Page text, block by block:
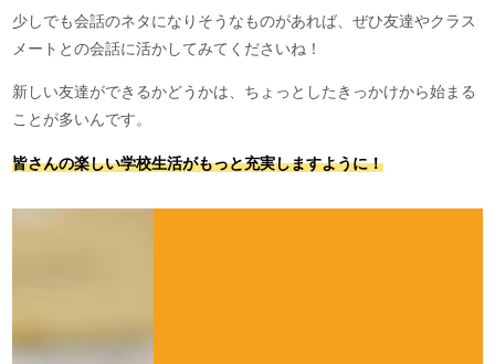
少しでも会話のネタになりそうなものがあれば、ぜひ友達やクラス
メートとの会話に活かしてみてくださいね！
新しい友達ができるかどうかは、ちょっとしたきっかけから始まる
ことが多いんです。
皆さんの楽しい学校生活がもっと充実しますように！